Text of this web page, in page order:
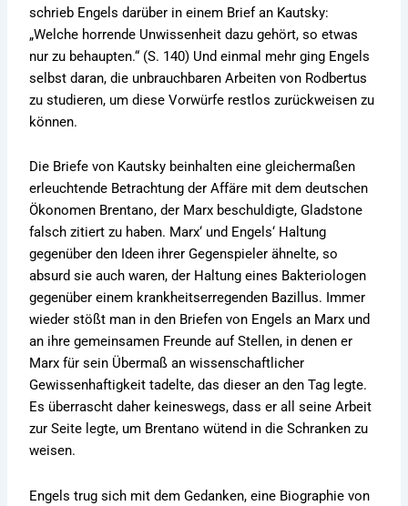
schrieb Engels darüber in einem Brief an Kautsky:
„Welche horrende Unwissenheit dazu gehört, so etwas
nur zu behaupten.“ (S. 140) Und einmal mehr ging Engels
selbst daran, die unbrauchbaren Arbeiten von Rodbertus
zu studieren, um diese Vorwürfe restlos zurückweisen zu
können.
Die Briefe von Kautsky beinhalten eine gleichermaßen
erleuchtende Betrachtung der Affäre mit dem deutschen
Ökonomen Brentano, der Marx beschuldigte, Gladstone
falsch zitiert zu haben. Marx‘ und Engels‘ Haltung
gegenüber den Ideen ihrer Gegenspieler ähnelte, so
absurd sie auch waren, der Haltung eines Bakteriologen
gegenüber einem krankheitserregenden Bazillus. Immer
wieder stößt man in den Briefen von Engels an Marx und
an ihre gemeinsamen Freunde auf Stellen, in denen er
Marx für sein Übermaß an wissenschaftlicher
Gewissenhaftigkeit tadelte, das dieser an den Tag legte.
Es überrascht daher keineswegs, dass er all seine Arbeit
zur Seite legte, um Brentano wütend in die Schranken zu
weisen.
Engels trug sich mit dem Gedanken, eine Biographie von